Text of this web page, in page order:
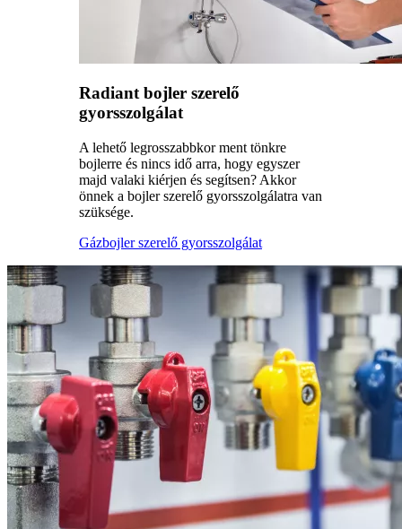
Radiant bojler szerelő
gyorsszolgálat
A lehető legrosszabbkor ment tönkre
bojlerre és nincs idő arra, hogy egyszer
majd valaki kiérjen és segítsen? Akkor
önnek a bojler szerelő gyorsszolgálatra van
szüksége.
Gázbojler szerelő gyorsszolgálat